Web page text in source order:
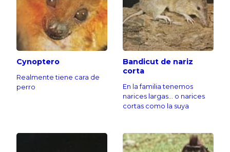
Cynoptero
Realmente tiene cara de
perro
Bandicut de nariz
corta
En la familia tenemos
narices largas... o narices
cortas como la suya